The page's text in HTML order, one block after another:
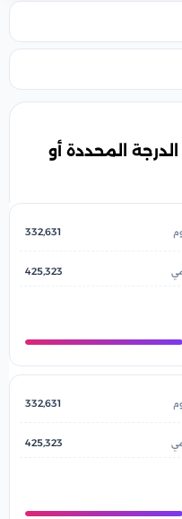
المحددة أو
332,631
425,323
332,631
425,323